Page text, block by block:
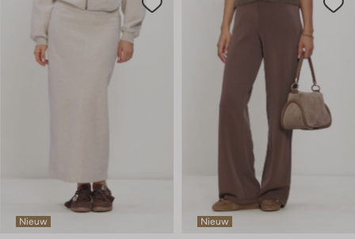
Nieuw Nieuw